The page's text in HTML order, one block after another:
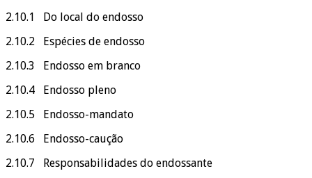
2.10.1 Do local do endosso
2.10.2 Espécies de endosso
2.10.3 Endosso em branco
2.10.4 Endosso pleno
2.10.5 Endosso-mandato
2.10.6 Endosso-caução
2.10.7 Responsabilidades do endossante